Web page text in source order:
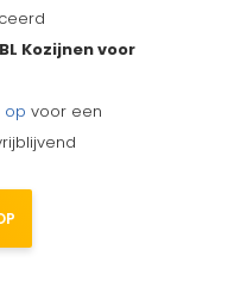
Kozijnen voor
op voor een